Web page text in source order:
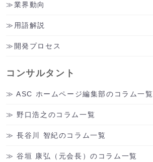
業界動向
用語解説
開発プロセス
コンサルタント
ASC ホームページ編集部のコラム一覧
野口浩之のコラム一覧
長谷川 智紀のコラム一覧
谷垣 康弘（元会長）のコラム一覧